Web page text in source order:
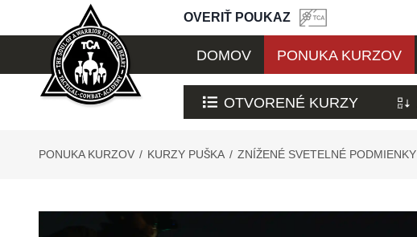
OVERIŤ POUKAZ
DOMOV PONUKA KURZOV
OTVORENÉ KURZY
PONUKA KURZOV / KURZY PUŠKA / ZNÍŽENÉ SVETELNÉ PODMIENKY